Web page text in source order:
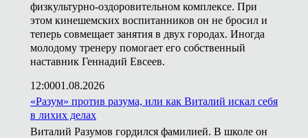
физкультурно-оздоровительном комплексе. При
этом кинешемских воспитанников он не бросил и
теперь совмещает занятия в двух городах. Иногда
молодому тренеру помогает его собственный
наставник Геннадий Евсеев.
12:0001.08.2026
«Разум» против разума, или как Виталий искал себя
в лихих делах
Виталий Разумов гордился фамилией. В школе он